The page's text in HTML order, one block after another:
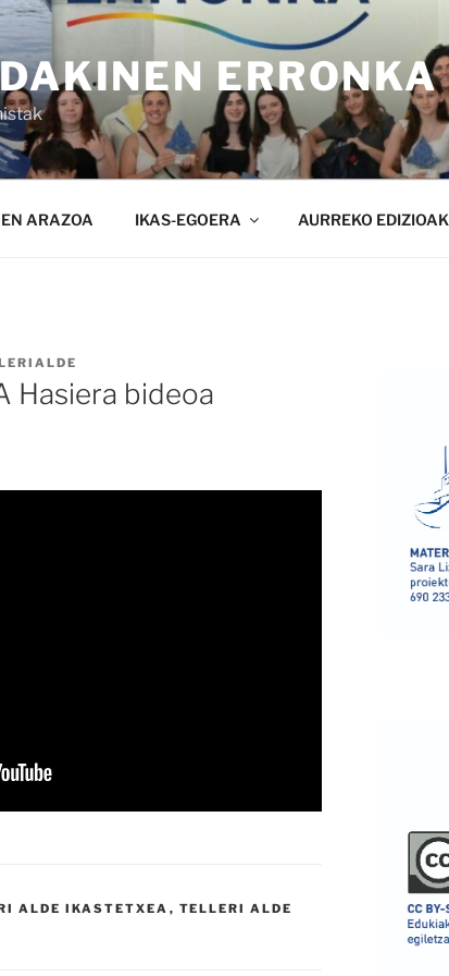
ERRONKA
ARAZOA IKAS-EGOERA AURREKO EDIZIOAK
Hasiera bideoa
ALDE IKASTETXEA , TELLERI ALDE